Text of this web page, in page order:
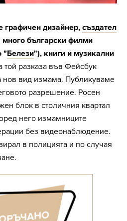
графичен дизайнер, създател
много български филми
"Белези"), книги и музикални
той разказа във Фейсбук
нов вид измама. Публикуваме
разрешение. Росен
блок в столичния квартал
него измамниците
без видеонаблюдение.
в полицията и по случая